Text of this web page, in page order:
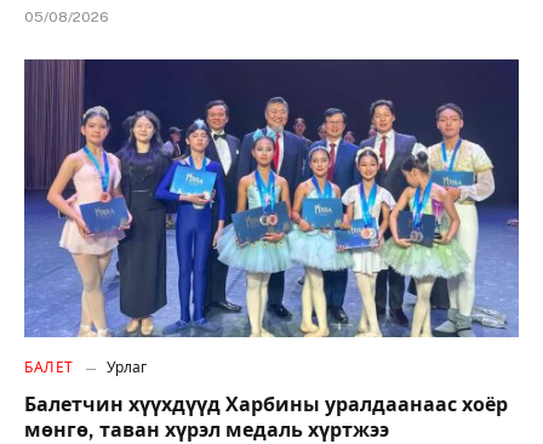
05/08/2026
БАЛЕТ Урлаг
Балетчин хүүхдүүд Харбины уралдаанаас хоёр
мөнгө, таван хүрэл медаль хүртжээ